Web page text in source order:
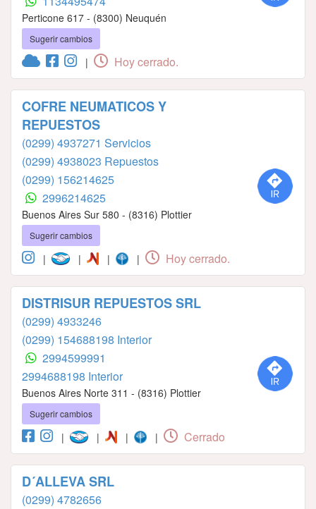
Perticone 617 - (8300) Neuquén
Sugerir cambios
| Hoy cerrado.
COFRE NEUMATICOS Y
REPUESTOS
(0299) 4937271 Servicios
(0299) 4938023 Repuestos
(0299) 156214625
2996214625
Buenos Aires Sur 580 - (8316) Plottier
Sugerir cambios
| | | | Hoy cerrado.
DISTRISUR REPUESTOS SRL
(0299) 4933246
(0299) 154688198 Interior
2994599991
2994688198 Interior
Buenos Aires Norte 311 - (8316) Plottier
Sugerir cambios
| | | | Cerrado
D´ALLEVA SRL
(0299) 4782656